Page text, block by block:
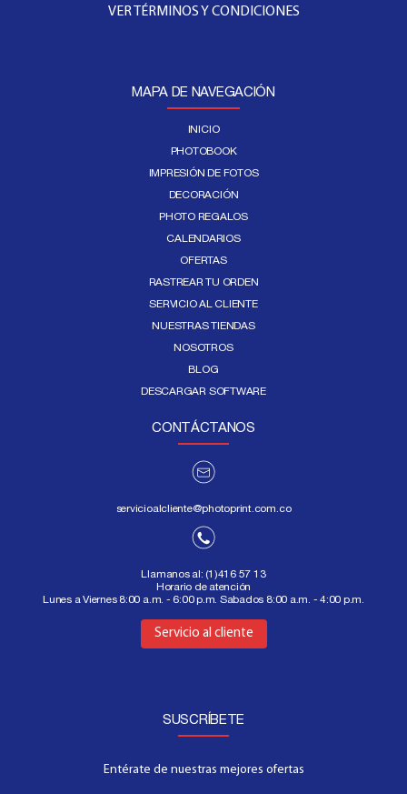
VER TÉRMINOS Y CONDICIONES
MAPA DE NAVEGACIÓN
INICIO
PHOTOBOOK
IMPRESIÓN DE FOTOS
DECORACIÓN
PHOTO REGALOS
CALENDARIOS
OFERTAS
RASTREAR TU ORDEN
SERVICIO AL CLIENTE
NUESTRAS TIENDAS
NOSOTROS
BLOG
DESCARGAR SOFTWARE
CONTÁCTANOS
servicioalcliente@photoprint.com.co
Llamanos al: (1)416 57 13
Horario de atención
Lunes a Viernes 8:00 a.m. - 6:00 p.m. Sabados 8:00 a.m. - 4:00 p.m.
Servicio al cliente
Aquí
SUSCRÍBETE
Entérate de nuestras mejores ofertas